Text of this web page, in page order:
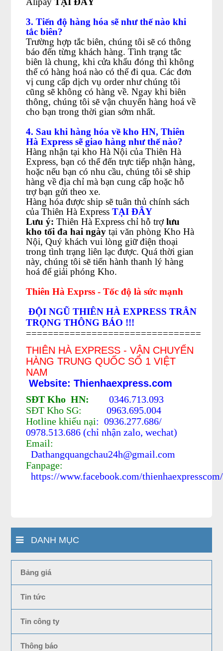
3. Tiến độ hàng hóa sẽ như thế nào khi
tắc biên?
Trường hợp tắc biên, chúng tôi sẽ có thông
báo đến từng khách hàng. Tình trạng tắc
biên là chung, khi cửa khẩu đóng thì không
thể có hàng hoá nào có thể đi qua. Các đơn
vị cung cấp dịch vụ order như chúng tôi
cũng sẽ không có hàng về. Ngay khi biên
thông, chúng tôi sẽ vận chuyển hàng hoá về
cho bạn trong thời gian sớm nhất.
4. Sau khi hàng hóa về kho HN, Thiên
Hà Express sẽ giao hàng như thế nào?
Hàng nhận tại kho Hà Nội của Thiên Hà
Express, bạn có thể đến trực tiếp nhận hàng,
hoặc nếu bạn có nhu cầu, chúng tôi sẽ ship
hàng về địa chỉ mà bạn cung cấp hoặc hỗ
trợ bạn gửi theo xe.
Hàng hóa được ship sẽ tuân thủ chính sách
của Thiên Hà ExpressTẠI ĐÂY
Lưu ý: Thiên Hà Express chỉ hỗ trợlưu
kho tối đa hai ngày tại văn phòng Kho Hà
Nội, Quý khách vui lòng giữ điện thoại
trong tình trạng liên lạc được. Quá thời gian
này, chúng tôi sẽ tiến hành thanh lý hàng
hoá để giải phóng Kho.
Thiên Hà Exprss - Tốc độ là sức mạnh
ĐỘI NGŨ THIÊN HÀ EXPRESS TRÂN
TRỌNG THÔNG BÁO !!!
================================
THIÊN HÀ EXPRESS - VẬN CHUYỂN
HÀNG TRUNG QUỐC SỐ 1 VIỆT
NAM
Website: Thienhaexpress.com
SĐT Kho HN:
0346.713.093
SĐT Kho SG:
0963.695.004
Hotline khiếu nại: 0936.277.686/
0978.513.686 (chỉ nhận zalo, wechat)
Email:
Dathangquangchau24h@gmail.com
Fanpage:
https://www.facebook.com/thienhaexpresscom/
DANH MỤC
Bảng giá
Tin tức
Tin công ty
Thông báo